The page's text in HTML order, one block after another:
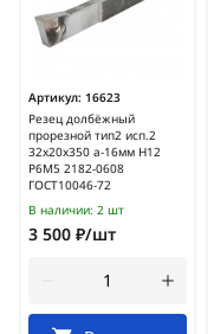
Артикул: 16623
Резец долбёжный
прорезной тип2 исп.2
32х20х350 а-16мм H12
Р6М5 2182-0608
ГОСТ10046-72
В наличии: 2 шт
3 500 ₽/шт